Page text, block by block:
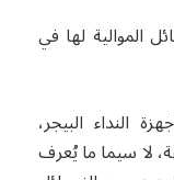
الموالية لها في
النداء البيجر،
لا سيما ما يُعرف